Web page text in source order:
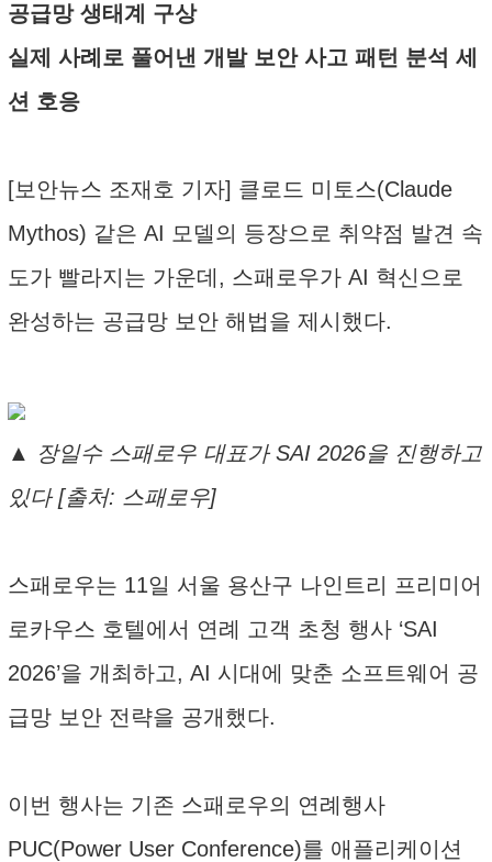
공급망 생태계 구상
실제 사례로 풀어낸 개발 보안 사고 패턴 분석 세
션 호응
[보안뉴스 조재호 기자] 클로드 미토스(Claude
Mythos) 같은 AI 모델의 등장으로 취약점 발견 속
도가 빨라지는 가운데, 스패로우가 AI 혁신으로
완성하는 공급망 보안 해법을 제시했다.
▲ 장일수 스패로우 대표가 SAI 2026을 진행하고
있다 [출처: 스패로우]
스패로우는 11일 서울 용산구 나인트리 프리미어
로카우스 호텔에서 연례 고객 초청 행사 ‘SAI
2026’을 개최하고, AI 시대에 맞춘 소프트웨어 공
급망 보안 전략을 공개했다.
이번 행사는 기존 스패로우의 연례행사
PUC(Power User Conference)를 애플리케이션